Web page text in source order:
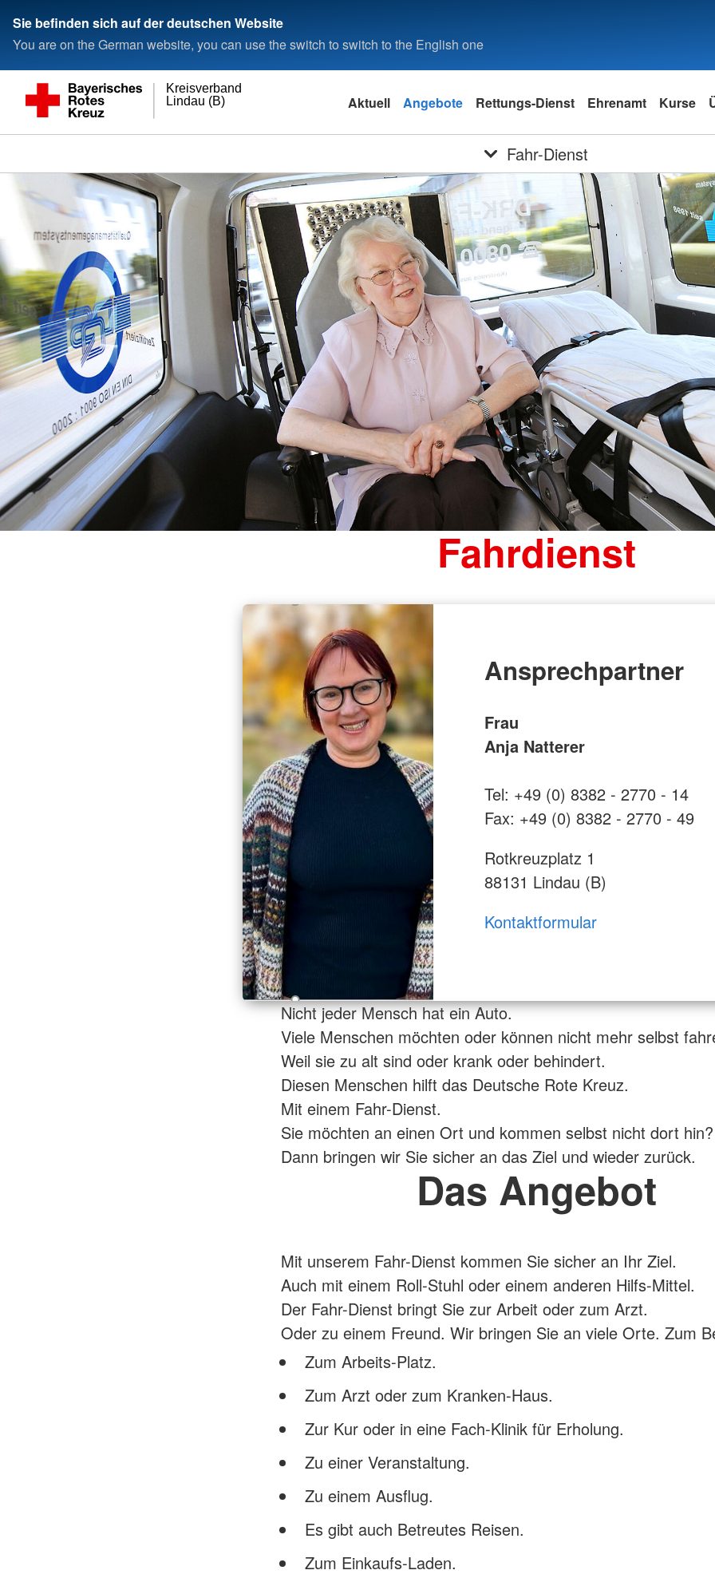
Sie befinden sich auf der deutschen Website
You are on the German website, you can use the switch to switch to the English one
Lindau (B)
Kreisverband
Aktuell Angebote Rettungs-Dienst Ehrenamt Kurse
Fahr-Dienst
Fahrdienst
Ansprechpartner
Frau
Anja Natterer
Tel: +49 (0) 8382 - 2770 - 14
Fax: +49 (0) 8382 - 2770 - 49
Rotkreuzplatz 1
88131 Lindau (B)
Kontaktformular
Nicht jeder Mensch hat ein Auto.
Viele Menschen möchten oder können nicht mehr selbst
Weil sie zu alt sind oder krank oder behindert.
Diesen Menschen hilft das Deutsche Rote Kreuz.
Mit einem Fahr-Dienst.
Sie möchten an einen Ort und kommen selbst nicht dort hin?
Dann bringen wir Sie sicher an das Ziel und wieder zurück.
Das Angebot
Mit unserem Fahr-Dienst kommen Sie sicher an Ihr Ziel.
Auch mit einem Roll-Stuhl oder einem anderen Hilfs-Mittel.
Der Fahr-Dienst bringt Sie zur Arbeit oder zum Arzt.
Oder zu einem Freund. Wir bringen Sie an viele Orte. Zum
Zum Arbeits-Platz.
Zum Arzt oder zum Kranken-Haus.
Zur Kur oder in eine Fach-Klinik für Erholung.
Zu einer Veranstaltung.
Zu einem Ausflug.
Es gibt auch Betreutes Reisen.
Zum Einkaufs-Laden.